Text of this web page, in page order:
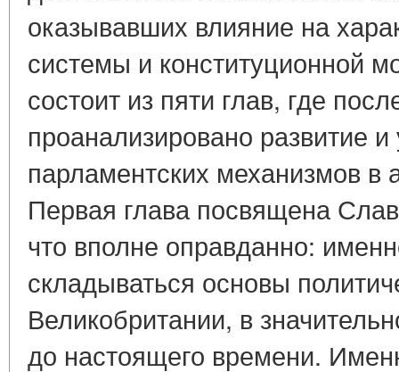
оказывавших влияние на
системы и конституционной
состоит из пяти глав, где
проанализировано развитие
парламентских механизмов в
Первая глава посвящена
что вполне оправданно:
складываться основы
Великобритании, в
до настоящего времени.